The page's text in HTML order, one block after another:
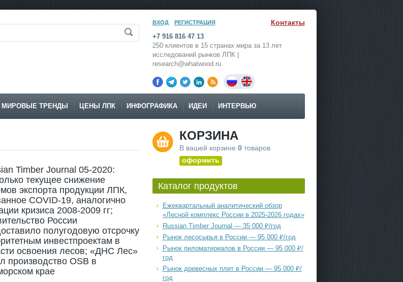
ВХОД РЕГИСТРАЦИЯ Контакты
+7 916 816 47 13
250 клиентов в 15 странах мира за 13 лет
исследований рынков ЛПК |
research@whatwood.ru
МИРОВЫЕ ТРЕНДЫ ЦЕНЫ ЛПК ИНФОГРАФИКА ИДЕИ ИНТЕРВЬЮ
Timber Journal 05-2020:
текущее снижение
экспорта продукции ЛПК,
COVID-19, аналогично
кризиса 2008-2009 гг;
России
полугодовую отсрочку
инвестпроектам в
освоения лесов; «ДНС Лес»
производство OSB в
крае
КОРЗИНА
В вашей корзине 0товаров
оформить
Каталог продуктов
Ежеквартальный аналитический обзор
«Лесной комплекс России в 2025-2026 годах»
Russian Timber Journal — 35 000 ₽/год
Рынок лесосырья в России — 95 000 ₽/год
Рынок пиломатериалов в России — 95 000 ₽/
год
Рынок древесных плит в России — 95 000 ₽/
год